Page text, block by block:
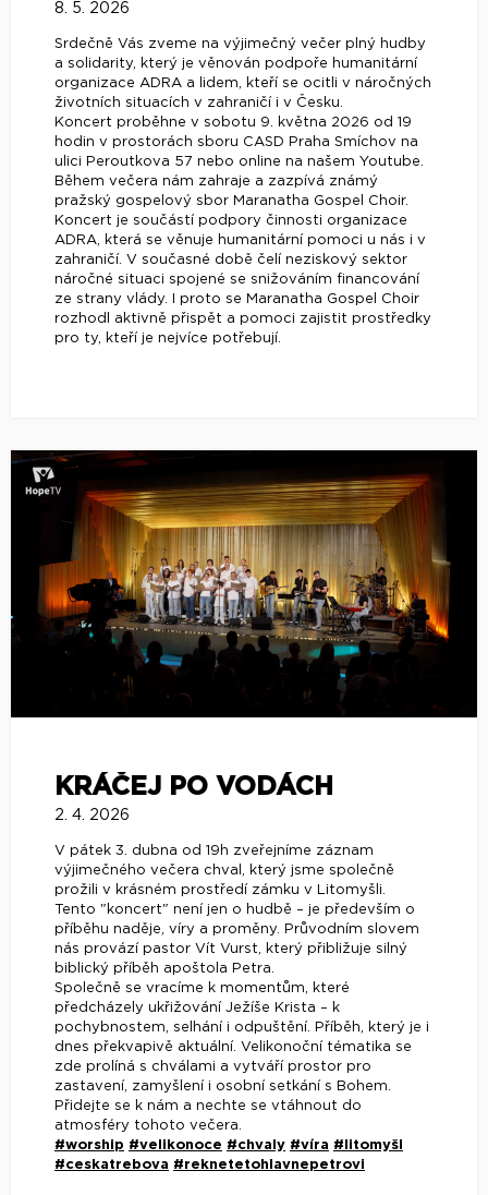
8. 5. 2026
Srdečně Vás zveme na výjimečný večer plný hudby
a solidarity, který je věnován podpoře humanitární
organizace ADRA a lidem, kteří se ocitli v náročných
životních situacích v zahraničí i v Česku.
Koncert proběhne v sobotu 9. května 2026 od 19
hodin v prostorách sboru CASD Praha Smíchov na
ulici Peroutkova 57 nebo online na našem Youtube.
Během večera nám zahraje a zazpívá známý
pražský gospelový sbor Maranatha Gospel Choir.
Koncert je součástí podpory činnosti organizace
ADRA, která se věnuje humanitární pomoci u nás i v
zahraničí. V současné době čelí neziskový sektor
náročné situaci spojené se snižováním financování
ze strany vlády. I proto se Maranatha Gospel Choir
rozhodl aktivně přispět a pomoci zajistit prostředky
pro ty, kteří je nejvíce potřebují.
KRÁČEJ PO VODÁCH
2. 4. 2026
V pátek 3. dubna od 19h zveřejníme záznam
výjimečného večera chval, který jsme společně
prožili v krásném prostředí zámku v Litomyšli.
Tento "koncert" není jen o hudbě – je především o
příběhu naděje, víry a proměny. Průvodním slovem
nás provází pastor Vít Vurst, který přibližuje silný
biblický příběh apoštola Petra.
Společně se vracíme k momentům, které
předcházely ukřižování Ježíše Krista – k
pochybnostem, selhání i odpuštění. Příběh, který je i
dnes překvapivě aktuální. Velikonoční tématika se
zde prolíná s chválami a vytváří prostor pro
zastavení, zamyšlení i osobní setkání s Bohem.
Přidejte se k nám a nechte se vtáhnout do
atmosféry tohoto večera.
#worship #velikonoce #chvaly #víra #litomyšl
#ceskatrebova #reknetetohlavnepetrovi